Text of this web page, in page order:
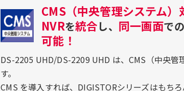
CMS（中央管理システム）
NVRを統合し、 同一画面での
可能！
DS-2205 UHD/DS-2209 UHD は、CMS（中央管
す。
CMS を導入すれば、DIGISTORシリーズはもち